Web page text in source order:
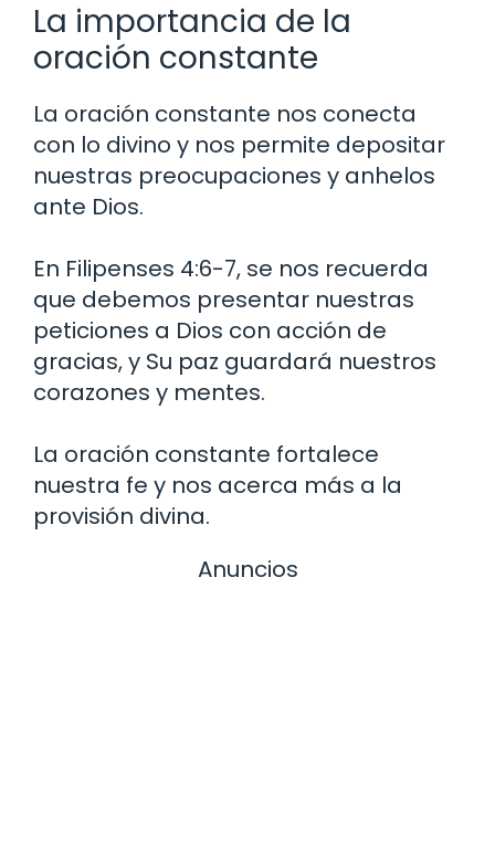
La importancia de la
oración constante
La oración constante nos conecta
con lo divino y nos permite depositar
nuestras preocupaciones y anhelos
ante Dios.
En Filipenses 4:6-7, se nos recuerda
que debemos presentar nuestras
peticiones a Dios con acción de
gracias, y Su paz guardará nuestros
corazones y mentes.
La oración constante fortalece
nuestra fe y nos acerca más a la
provisión divina.
Anuncios